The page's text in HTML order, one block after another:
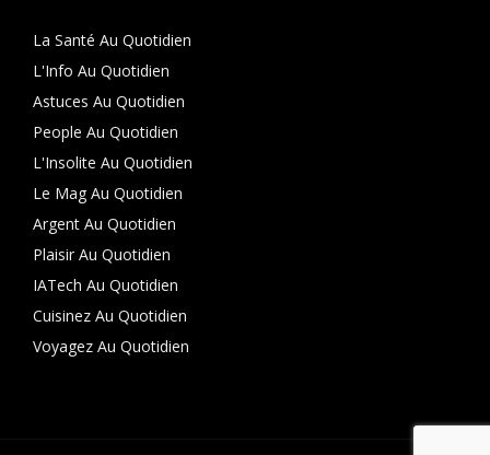
La Santé Au Quotidien
L'Info Au Quotidien
Astuces Au Quotidien
People Au Quotidien
L'Insolite Au Quotidien
Le Mag Au Quotidien
Argent Au Quotidien
Plaisir Au Quotidien
IATech Au Quotidien
Cuisinez Au Quotidien
Voyagez Au Quotidien